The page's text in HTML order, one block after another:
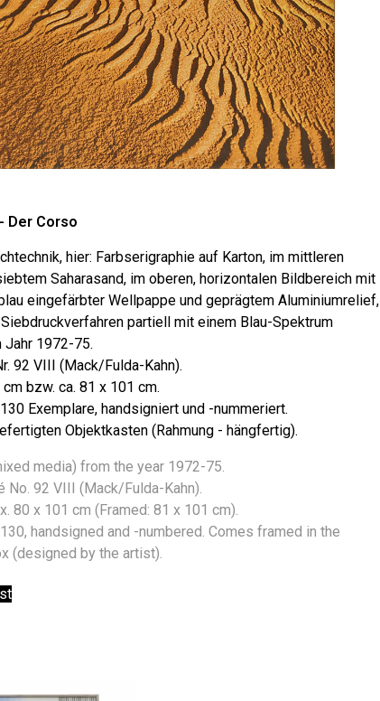
Der Corso
hier: Farbserigraphie auf Karton, im mittleren
Saharasand, im oberen, horizontalen Bildbereich mit
eingefärbter Wellpappe und geprägtem Aluminiumrelief,
partiell mit einem Blau-Spektrum
Jahr 1972-75.
92 VIII (Mack/Fulda-Kahn).
bzw. ca. 81 x 101 cm.
Exemplare, handsigniert und -nummeriert.
Objektkasten (Rahmung - hängfertig).
media) from the year 1972-75.
No. 92 VIII (Mack/Fulda-Kahn).
80 x 101 cm (Framed: 81 x 101 cm).
handsigned and -numbered. Comes framed in the
(designed by the artist).